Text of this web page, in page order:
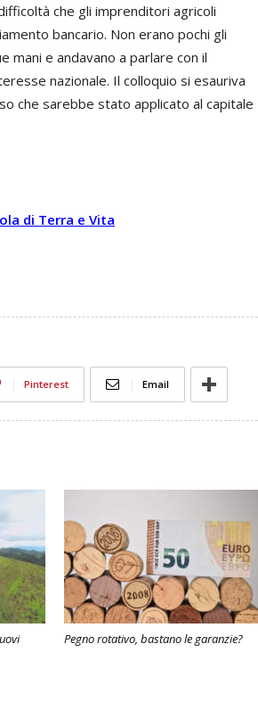
che gli imprenditori agricoli
bancario. Non erano pochi gli
mani e andavano a parlare con il
nazionale. Il colloquio si esauriva
che sarebbe stato applicato al capitale
di Terra e Vita
Pinterest Email
Pegno rotativo, bastano le garanzie?